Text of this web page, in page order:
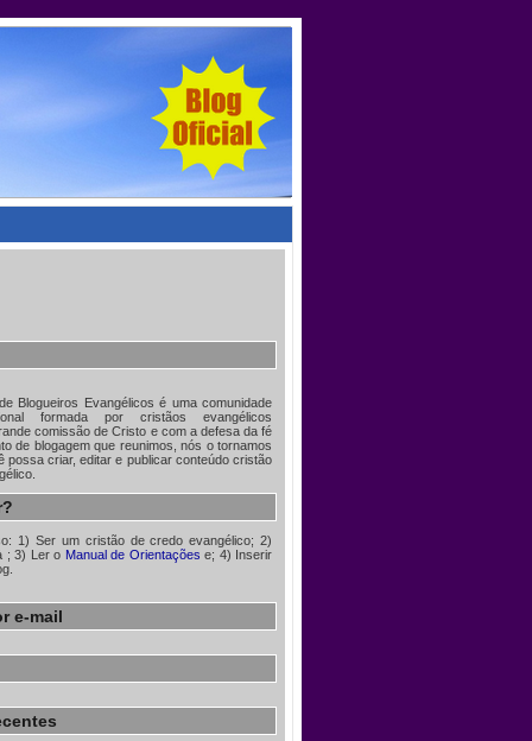
Blogueiros Evangélicos é uma comunidade
formada por cristãos evangélicos
comissão de Cristo e com a defesa da fé
de blogagem que reunimos, nós o tornamos
possa criar, editar e publicar conteúdo cristão
1) Ser um cristão de credo evangélico; 2)
; 3) Ler o Manual de Orientações e; 4) Inserir
e-mail